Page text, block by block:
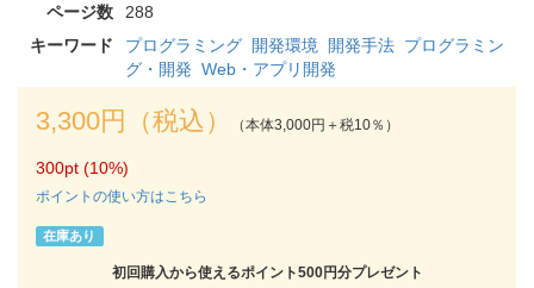
ページ数
288
キーワード
プログラミング 開発環境 開発手法 プログラミン
グ・開発 Web・アプリ開発
3,300円（税込） （本体3,000円＋税10％）
300pt (10%)
ポイントの使い方はこちら
在庫あり
初回購入から使えるポイント500円分プレゼント